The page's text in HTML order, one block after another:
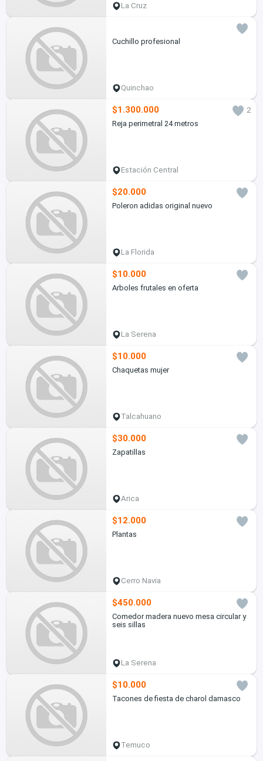
La Cruz
Cuchillo profesional
Quinchao
$1.300.000
2
Reja perimetral 24 metros
Estación Central
$20.000
Poleron adidas original nuevo
La Florida
$10.000
Arboles frutales en oferta
La Serena
$10.000
Chaquetas mujer
Talcahuano
$30.000
Zapatillas
Arica
$12.000
Plantas
Cerro Navia
$450.000
Comedor madera nuevo mesa circular y
seis sillas
La Serena
$10.000
Tacones de fiesta de charol damasco
Temuco